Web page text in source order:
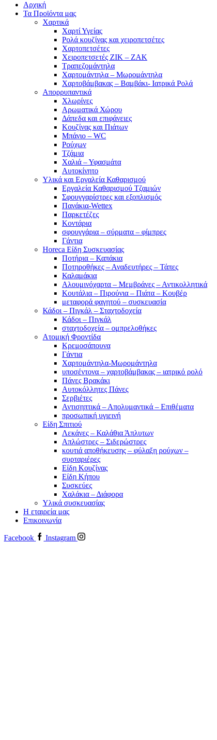
Αρχική
Τα Προϊόντα μας
Χαρτικά
Χαρτί Υγείας
Ρολά κουζίνας και χειροπετσέτες
Χαρτοπετσέτες
Χειροπετσετές ΖΙΚ – ΖΑΚ
Τραπεζομάντηλα
Χαρτομάντηλα – Μωρομάντηλα
Χαρτοβάμβακας – Βαμβάκι- Ιατρικά Ρολά
Απορρυπαντικά
Χλωρίνες
Αρωματικά Χώρου
Δάπεδα και επιφάνειες
Κουζίνας και Πιάτων
Μπάνιο – WC
Ρούχων
Τζάμια
Χαλιά – Υφασμάτα
Αυτοκίνητο
Υλικά και Εργαλεία Καθαρισμού
Εργαλεία Καθαρισμού Τζαμιών
Σφουγγαρίστρες και εξοπλισμός
Πανάκια-Wettex
Παρκετέζες
Κοντάρια
σφουγγάρια – σύρματα – φίμπρες
Γάντια
Horeca Είδη Συσκευασίας
Ποτήρια – Καπάκια
Ποτηροθήκες – Αναδευτήρες – Τάπες
Καλαμάκια
Αλουμινόχαρτα – Μεμβράνες – Αντικολλητικά
Κουτάλια – Πιρούνια – Πιάτα – Κουβέρ
μεταφορά φαγητού – συσκευασία
Κάδοι – Πιγκάλ – Σταχτοδοχεία
Κάδοι – Πιγκάλ
σταχτοδοχεία – ομπρελοθήκες
Ατομική Φροντίδα
Κρεμοσάπουνα
Γάντια
Χαρτομάντηλα-Μωρομάντηλα
υποσέντονα – χαρτοβάμβακας – ιατρικό ρολό
Πάνες Βρακάκι
Αυτοκόλλητες Πάνες
Σερβιέτες
Αντισηπτικά – Απολυμαντικά – Επιθέματα
προσωπική υγιεινή
Είδη Σπιτιού
Λεκάνες – Καλάθια Άπλυτων
Απλώστρες – Σιδερώστρες
κουτιά αποθήκευσης – φύλαξη ρούχων –
συρταριέρες
Είδη Κουζίνας
Είδη Κήπου
Συσκεύες
Χαλάκια – Διάφορα
Yλικά συσκευασίας
Η εταιρεία μας
Επικοινωνία
Facebook Instagram